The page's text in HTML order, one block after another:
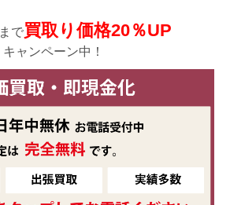
まで買取り価格20％UP
キャンペーン中！